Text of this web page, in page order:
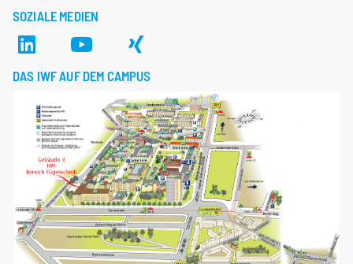
SOZIALE MEDIEN
DAS IWF AUF DEM CAMPUS